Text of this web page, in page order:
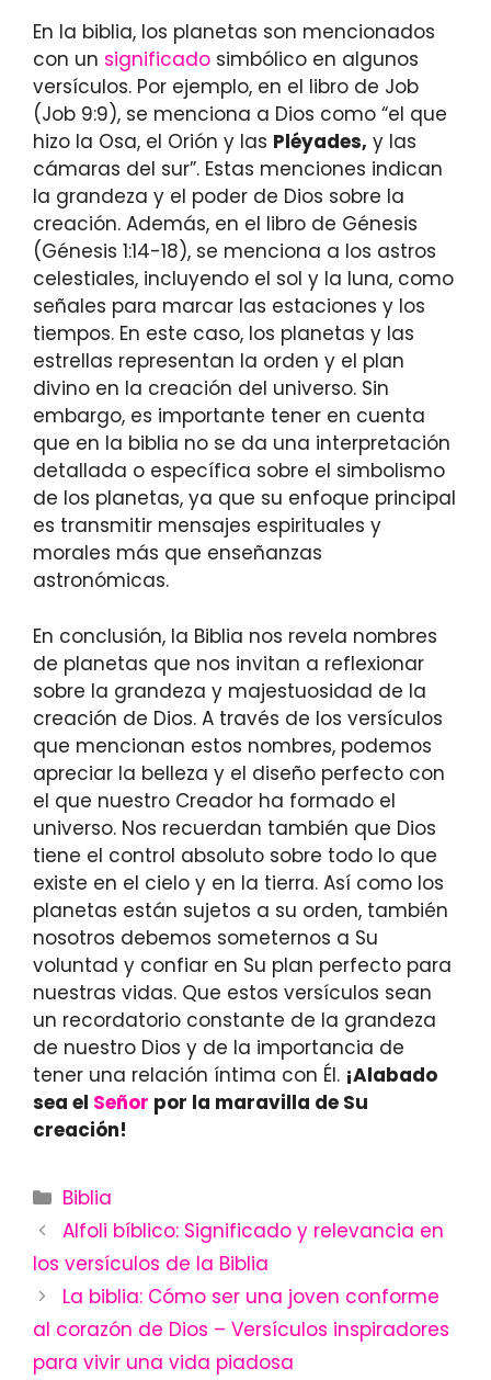
En la biblia, los planetas son mencionados
con un significado simbólico en algunos
versículos. Por ejemplo, en el libro de Job
(Job 9:9), se menciona a Dios como “el que
hizo la Osa, el Orión y las Pléyades, y las
cámaras del sur”. Estas menciones indican
la grandeza y el poder de Dios sobre la
creación. Además, en el libro de Génesis
(Génesis 1:14-18), se menciona a los astros
celestiales, incluyendo el sol y la luna, como
señales para marcar las estaciones y los
tiempos. En este caso, los planetas y las
estrellas representan la orden y el plan
divino en la creación del universo. Sin
embargo, es importante tener en cuenta
que en la biblia no se da una interpretación
detallada o específica sobre el simbolismo
de los planetas, ya que su enfoque principal
es transmitir mensajes espirituales y
morales más que enseñanzas
astronómicas.
En conclusión, la Biblia nos revela nombres
de planetas que nos invitan a reflexionar
sobre la grandeza y majestuosidad de la
creación de Dios. A través de los versículos
que mencionan estos nombres, podemos
apreciar la belleza y el diseño perfecto con
el que nuestro Creador ha formado el
universo. Nos recuerdan también que Dios
tiene el control absoluto sobre todo lo que
existe en el cielo y en la tierra. Así como los
planetas están sujetos a su orden, también
nosotros debemos someternos a Su
voluntad y confiar en Su plan perfecto para
nuestras vidas. Que estos versículos sean
un recordatorio constante de la grandeza
de nuestro Dios y de la importancia de
tener una relación íntima con Él. ¡Alabado
sea el Señor por la maravilla de Su
creación!
Categories
Biblia
Alfoli bíblico: Significado y relevancia en
los versículos de la Biblia
La biblia: Cómo ser una joven conforme
al corazón de Dios – Versículos inspiradores
para vivir una vida piadosa